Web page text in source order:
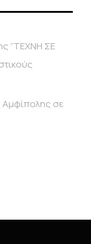
“ΤΕΧΝΗ ΣΕ
Αμφίπολης σε